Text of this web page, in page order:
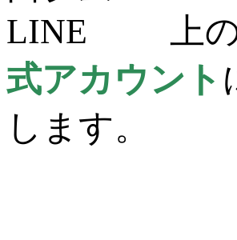
上の
式アカウント
します。